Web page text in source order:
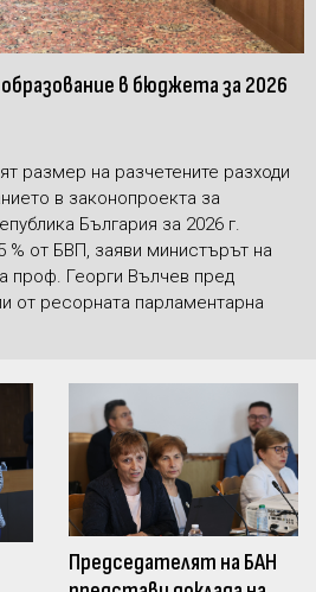
в бюджета за 2026
размер на разчетените разходи
в законопроекта за
България за 2026 г.
% от БВП, заяви министърът на
проф. Георги Вълчев пред
от ресорната парламентарна
Председателят на БАН